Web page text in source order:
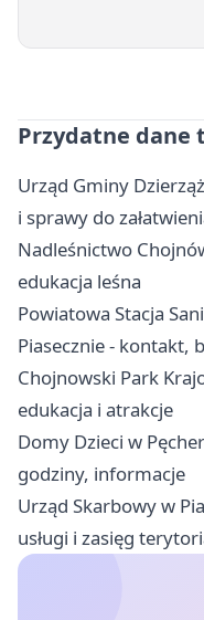
Przydatne dane
Urząd Gminy
i sprawy do
Nadleśnictwo
edukacja leśna
Powiatowa Stacja
Piasecznie - kontakt,
Chojnowski Park
edukacja i atrakcje
Domy Dzieci w
godziny, informacje
Urząd Skarbowy w
usługi i zasięg